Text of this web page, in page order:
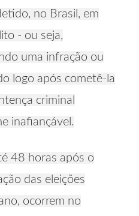
no Brasil, em
- ou seja,
uma infração ou
logo após cometê-la
criminal
inafiançável.
48 horas após o
das eleições
ocorrem no